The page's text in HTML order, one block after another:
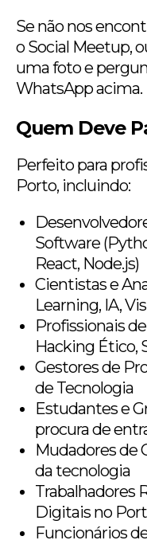
Se não nos
o Social Meetup,
uma foto e
WhatsApp acima.
Quem Deve
Perfeito para
Porto, incluindo:
Software
React, Node.js)
Cientistas e
Learning, IA,
Profissionais
Hacking Ético,
Gestores de
de Tecnologia
Estudantes e
procura de
Mudadores de
da tecnologia
Trabalhadores
Digitais no
Funcionários